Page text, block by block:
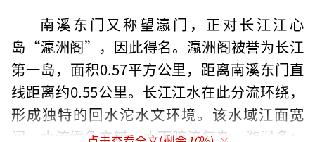
南溪东门又称望瀛门，正对长江江心
岛“瀛洲阁”，因此得名。瀛洲阁被誉为长江
第一岛，面积0.57平方公里，距离南溪东门直
线距离约0.55公里。长江江水在此分流环绕，
形成独特的回水沱水文环境。该水域江面宽
阔、水流缓急交错，水下暗流复杂、漩涡多；